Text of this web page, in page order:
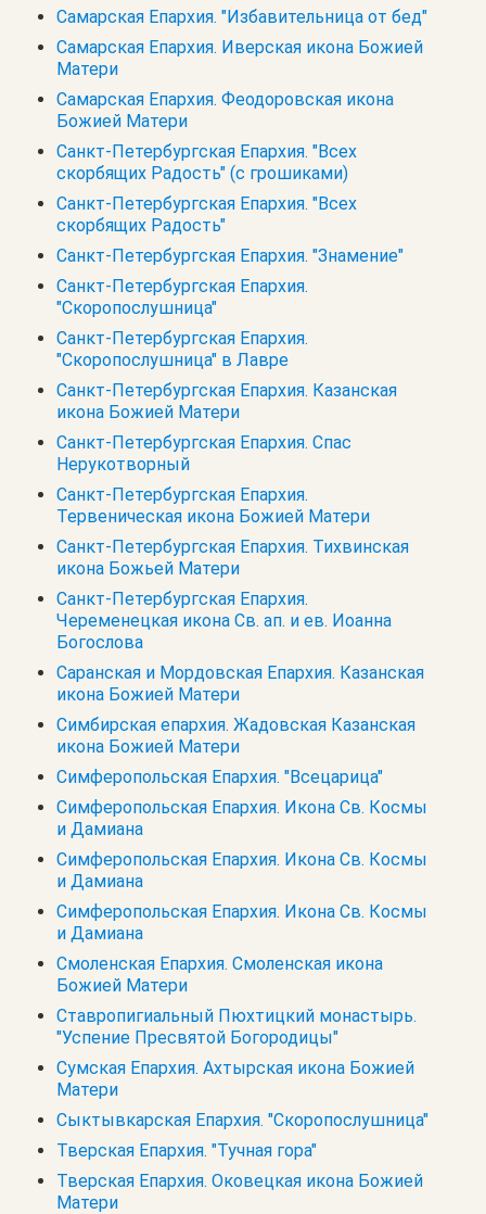
Самарская Епархия. "Избавительница от бед"
Самарская Епархия. Иверская икона Божией
Матери
Самарская Епархия. Феодоровская икона
Божией Матери
Санкт-Петербургская Епархия. "Всех
скорбящих Радость" (с грошиками)
Санкт-Петербургская Епархия. "Всех
скорбящих Радость"
Санкт-Петербургская Епархия. "Знамение"
Санкт-Петербургская Епархия.
"Скоропослушница"
Санкт-Петербургская Епархия.
"Скоропослушница" в Лавре
Санкт-Петербургская Епархия. Казанская
икона Божией Матери
Санкт-Петербургская Епархия. Спас
Нерукотворный
Санкт-Петербургская Епархия.
Тервеническая икона Божией Матери
Санкт-Петербургская Епархия. Тихвинская
икона Божьей Матери
Санкт-Петербургская Епархия.
Череменецкая икона Св. ап. и ев. Иоанна
Богослова
Саранская и Мордовская Епархия. Казанская
икона Божией Матери
Симбирская епархия. Жадовская Казанская
икона Божией Матери
Симферопольская Епархия. "Всецарица"
Симферопольская Епархия. Икона Св. Космы
и Дамиана
Симферопольская Епархия. Икона Св. Космы
и Дамиана
Симферопольская Епархия. Икона Св. Космы
и Дамиана
Смоленская Епархия. Смоленская икона
Божией Матери
Ставропигиальный Пюхтицкий монастырь.
"Успение Пресвятой Богородицы"
Сумская Епархия. Ахтырская икона Божией
Матери
Сыктывкарская Епархия. "Скоропослушница"
Тверская Епархия. "Тучная гора"
Тверская Епархия. Оковецкая икона Божией
Матери